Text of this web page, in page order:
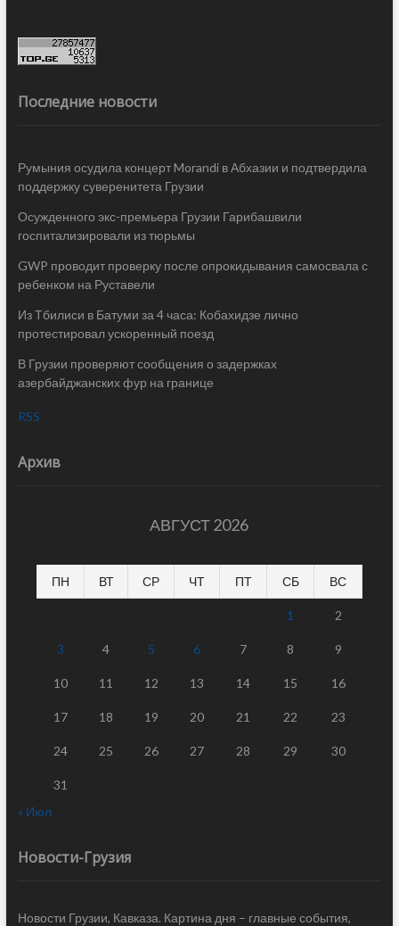
Последние новости
Румыния осудила концерт Morandi в Абхазии и подтвердила
поддержку суверенитета Грузии
Осужденного экс-премьера Грузии Гарибашвили
госпитализировали из тюрьмы
GWP проводит проверку после опрокидывания самосвала с
ребенком на Руставели
Из Тбилиси в Батуми за 4 часа: Кобахидзе лично
протестировал ускоренный поезд
В Грузии проверяют сообщения о задержках
азербайджанских фур на границе
RSS
Архив
АВГУСТ 2026
ПН ВТ СР ЧТ ПТ СБ ВС
1 2
3 4 5 6 7 8 9
10 11 12 13 14 15 16
17 18 19 20 21 22 23
24 25 26 27 28 29 30
31
« Июл
Новости-Грузия
Новости Грузии, Кавказа. Картина дня – главные события,